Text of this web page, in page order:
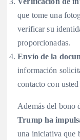
que tome una
verificar su
proporcionadas.
Envío de la
información
contacto con
Además del bono
Trump ha
una iniciativa que